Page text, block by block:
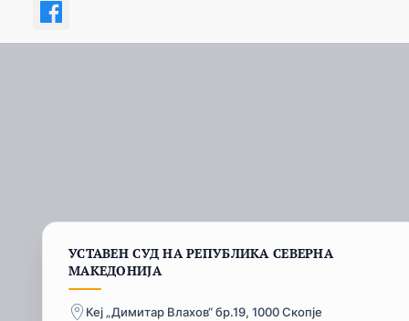
УСТАВЕН СУД НА РЕПУБЛИКА СЕВЕРНА
МАКЕДОНИЈА
Кеј „Димитар Влахов“ бр.19, 1000 Скопје